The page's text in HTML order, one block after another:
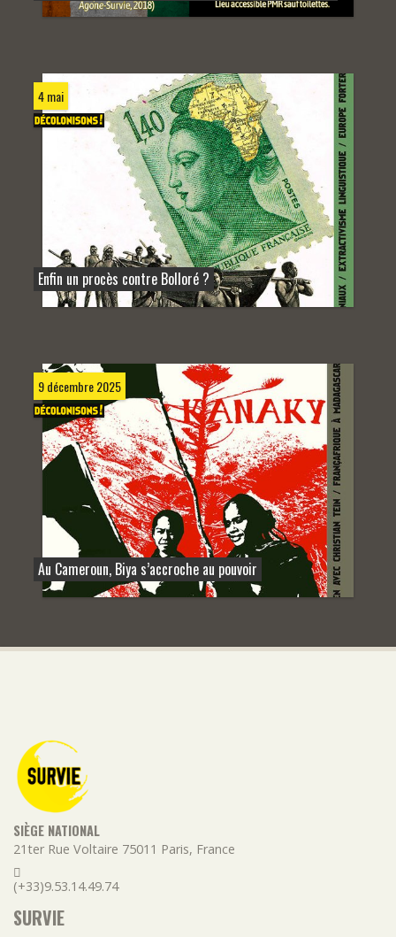
4 mai
Enfin un procès contre Bolloré ?
9 décembre 2025
Au Cameroun, Biya s’accroche au pouvoir
SIÈGE NATIONAL
21ter Rue Voltaire 75011 Paris, France
(+33)9.53.14.49.74
SURVIE